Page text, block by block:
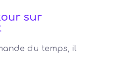
sur
du temps, il